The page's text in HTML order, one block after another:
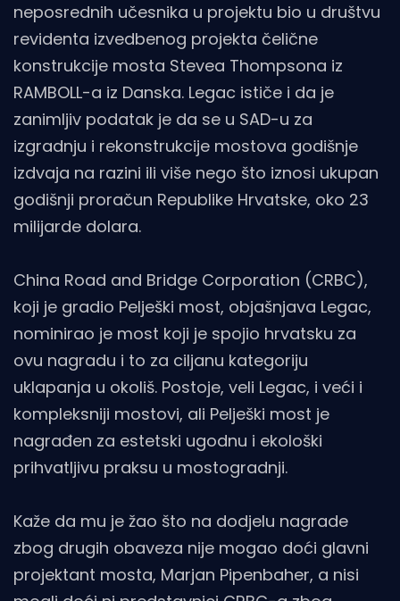
neposrednih učesnika u projektu bio u društvu
revidenta izvedbenog projekta čelične
konstrukcije mosta Stevea Thompsona iz
RAMBOLL-a iz Danska. Legac ističe i da je
zanimljiv podatak je da se u SAD-u za
izgradnju i rekonstrukcije mostova godišnje
izdvaja na razini ili više nego što iznosi ukupan
godišnji proračun Republike Hrvatske, oko 23
milijarde dolara.
China Road and Bridge Corporation (CRBC),
koji je gradio Pelješki most, objašnjava Legac,
nominirao je most koji je spojio hrvatsku za
ovu nagradu i to za ciljanu kategoriju
uklapanja u okoliš. Postoje, veli Legac, i veći i
kompleksniji mostovi, ali Pelješki most je
nagrađen za estetski ugodnu i ekološki
prihvatljivu praksu u mostogradnji.
Kaže da mu je žao što na dodjelu nagrade
zbog drugih obaveza nije mogao doći glavni
projektant mosta, Marjan Pipenbaher, a nisi